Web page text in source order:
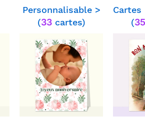
⭐⭐⭐⭐ le 20/01/25 : Tres originale
Personnalisable >
(33cartes)
Cartes
(35